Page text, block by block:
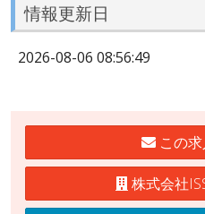
情報更新日
2026-08-06 08:56:49
この
株式会社